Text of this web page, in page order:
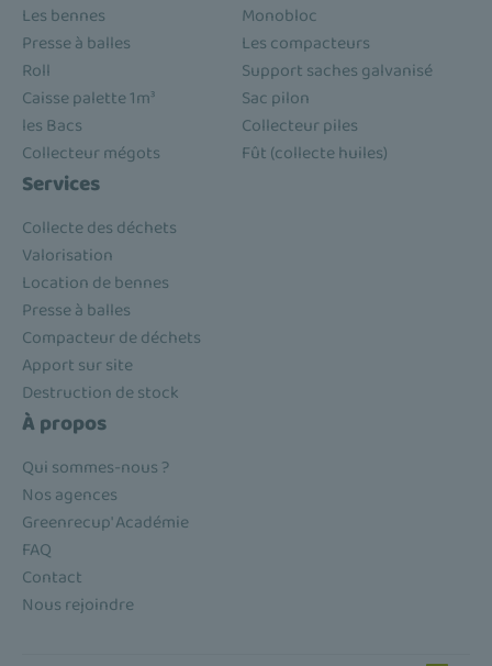
Les bennes
Monobloc
Presse à balles
Les compacteurs
Roll
Support saches galvanisé
Caisse palette 1m³
Sac pilon
les Bacs
Collecteur piles
Collecteur mégots
Fût (collecte huiles)
Services
Collecte des déchets
Valorisation
Location de bennes
Presse à balles
Compacteur de déchets
Apport sur site
Destruction de stock
À propos
Qui sommes-nous ?
Nos agences
Greenrecup' Académie
FAQ
Contact
Nous rejoindre